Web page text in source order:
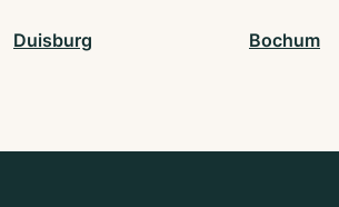
Duisburg Bochum